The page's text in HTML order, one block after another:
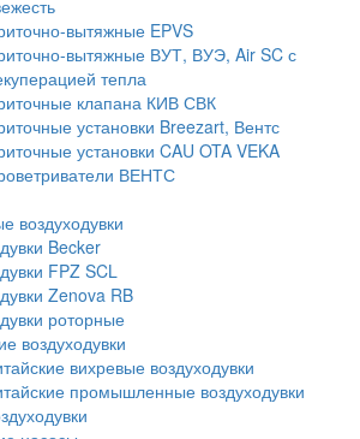
вытяжные EPVS
вытяжные ВУТ, ВУЭ, Air SC с
тепла
клапана КИВ СВК
установки Breezart, Вентс
установки CAU OTA VEKA
ВЕНТС
воздуходувки
Becker
FPZ SCL
Zenova RB
роторные
воздуходувки
вихревые воздуходувки
промышленные воздуходувки